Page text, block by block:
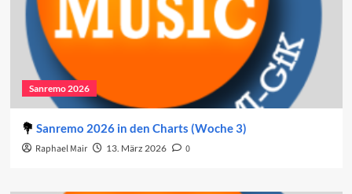
Sanremo 2026
Sanremo 2026 in den Charts (Woche 3)
Raphael Mair 13. März 2026 0